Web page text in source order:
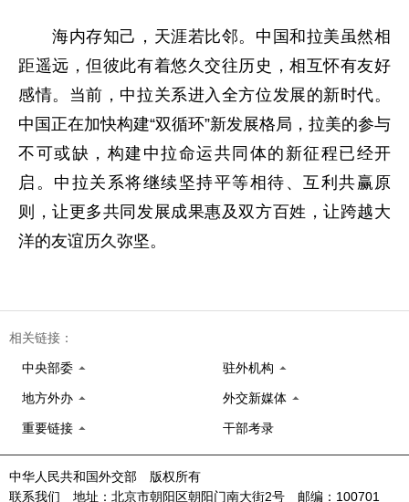
海内存知己，天涯若比邻。中国和拉美虽然相
距遥远，但彼此有着悠久交往历史，相互怀有友好
感情。当前，中拉关系进入全方位发展的新时代。
中国正在加快构建“双循环”新发展格局，拉美的参与
不可或缺，构建中拉命运共同体的新征程已经开
启。中拉关系将继续坚持平等相待、互利共赢原
则，让更多共同发展成果惠及双方百姓，让跨越大
洋的友谊历久弥坚。
相关链接：
中央部委 驻外机构
地方外办 外交新媒体
重要链接 干部考录
中华人民共和国外交部 版权所有
联系我们 地址：北京市朝阳区朝阳门南大街2号 邮编：100701